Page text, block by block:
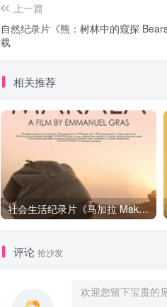
上一篇
自然纪录片《熊：树林中的窥探
载
相关推荐
社会生活纪录片《马加拉 Makala》下载
评论 抢沙发